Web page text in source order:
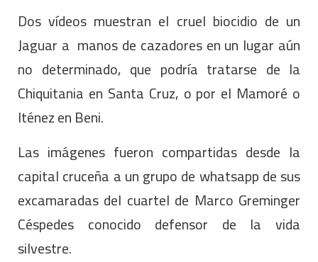
Dos vídeos muestran el cruel biocidio de un
Jaguar a manos de cazadores en un lugar aún
no determinado, que podría tratarse de la
Chiquitania en Santa Cruz, o por el Mamoré o
Iténez en Beni.
Las imágenes fueron compartidas desde la
capital cruceña a un grupo de whatsapp de sus
excamaradas del cuartel de Marco Greminger
Céspedes conocido defensor de la vida
silvestre.